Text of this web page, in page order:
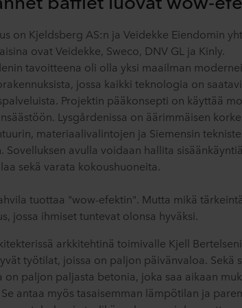
on Kjeldsberg AS:n ja Veidekke Eiendomin
ovat Veidekke, Sweco, DNV GL ja Kinly.
tavoitteena oli olla yksi maailman
jossa kaikki teknologia on
Projektin pääkonsepti on käyttää
Lysgårdenissa on äärimmäisen
materiaalivalintojen ja Siemensin
Sovelluksen avulla voidaan hallita
sekä varata kokoushuoneita.
tuottaa "wow-efektin". Mutta mikä
jossa ihmiset tuntevat olonsa hyväksi.
arkkitehtinä toimivalle Kjell
työtilat, joissa on paljon päivänvaloa. Sekä
on paljon paljasta betonia, joka saa aikaan
antaa myös tasaisemman lämpötilan ja